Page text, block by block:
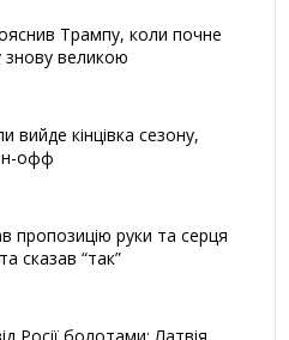
Трампу, коли почне
великою
вийде кінцівка сезону,
офф
пропозицію руки та серця
сказав “так”